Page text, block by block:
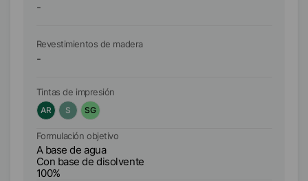
-
Revestimientos de madera
-
Tintas de impresión
AR
S SG
Formulación objetivo
A base de agua
Con base de disolvente
100%